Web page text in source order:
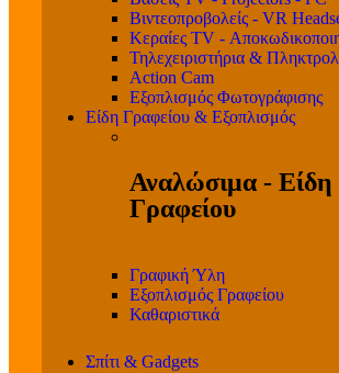
Βιντεοπροβολείς - VR
Κεραίες TV -
Τηλεχειριστήρια &
Action Cam
Εξοπλισμός Φωτογράφισης
Είδη Γραφείου & Εξοπλισμός
Αναλώσιμα - Είδη
Γραφείου
Γραφική Ύλη
Εξοπλισμός Γραφείου
Καθαριστικά
Σπίτι & Gadgets